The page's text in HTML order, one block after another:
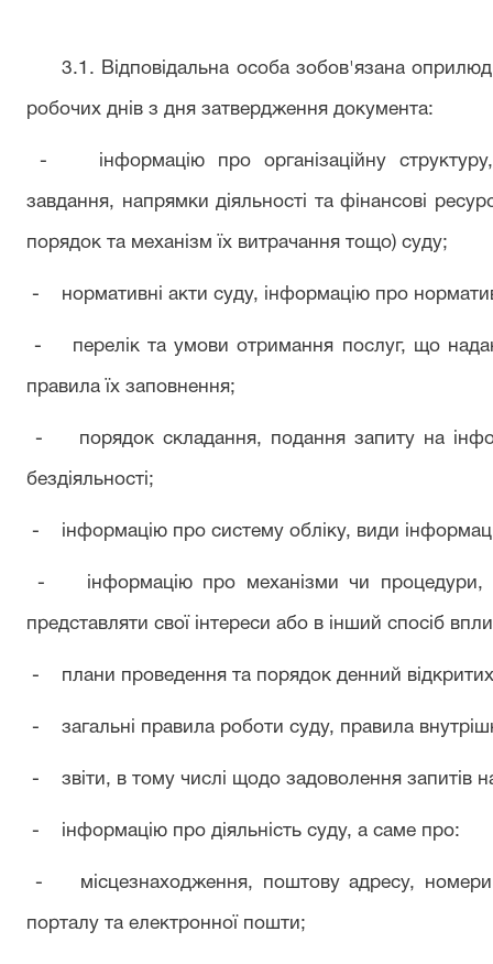
3.1. Відповідальна особа зобов'язана
робочих днів з дня затвердження документа:
- інформацію про організаційну структуру,
завдання, напрямки діяльності та фінансові
порядок та механізм їх витрачання тощо) суду;
- нормативні акти суду, інформацію про
- перелік та умови отримання послуг, що
правила їх заповнення;
- порядок складання, подання запиту на
бездіяльності;
- інформацію про систему обліку, види
- інформацію про механізми чи процедури,
представляти свої інтереси або в інший спосіб
- плани проведення та порядок денний відкритих
- загальні правила роботи суду, правила
- звіти, в тому числі щодо задоволення запитів
- інформацію про діяльність суду, а саме про:
- місцезнаходження, поштову адресу, номери
порталу та електронної пошти;